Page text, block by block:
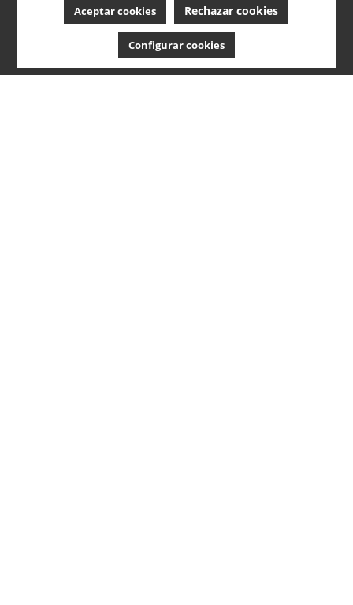
Aceptar cookies
Rechazar cookies
Configurar cookies